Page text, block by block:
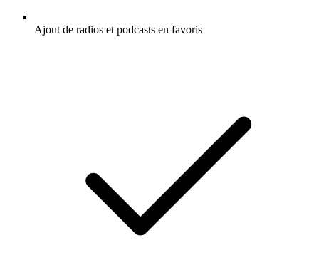
Ajout de radios et podcasts en favoris